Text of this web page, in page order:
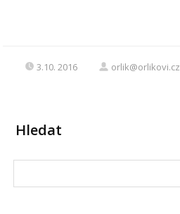
3.10. 2016 orlik@orlikovi.cz
Hledat